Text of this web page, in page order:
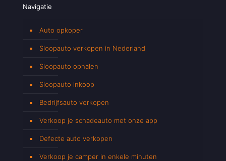
Navigatie
Auto opkoper
Sloopauto verkopen in Nederland
Sloopauto ophalen
Sloopauto inkoop
Bedrijfsauto verkopen
Verkoop je schadeauto met onze app
Defecte auto verkopen
Verkoop je camper in enkele minuten